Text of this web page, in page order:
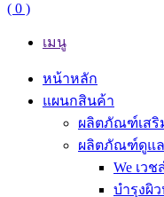
( 0 )
เมนู
หน้าหลัก
แผนกสินค้า
ผลิตภัณฑ์เสริ
ผลิตภัณฑ์ดูแ
We เวช
บำรุงผิ